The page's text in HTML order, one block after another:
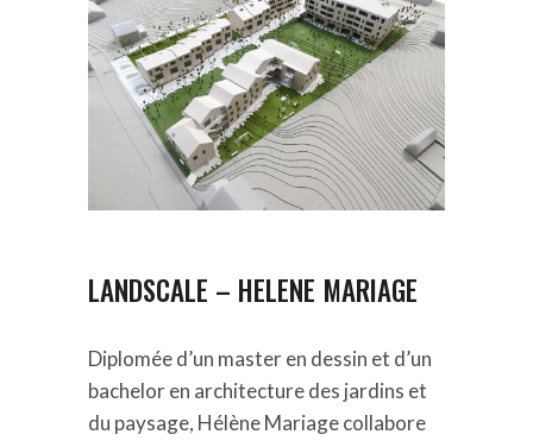
LANDSCALE – HELENE MARIAGE
Diplomée d’un master en dessin et d’un
bachelor en architecture des jardins et
du paysage, Hélène Mariage collabore